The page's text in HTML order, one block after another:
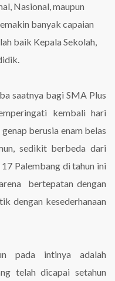
Nasional, maupun
banyak capaian
baik Kepala Sekolah,
saatnya bagi SMA Plus
kembali hari
berusia enam belas
sedikit berbeda dari
Palembang di tahun ini
bertepatan dengan
dengan kesederhanaan
pada intinya adalah
telah dicapai setahun